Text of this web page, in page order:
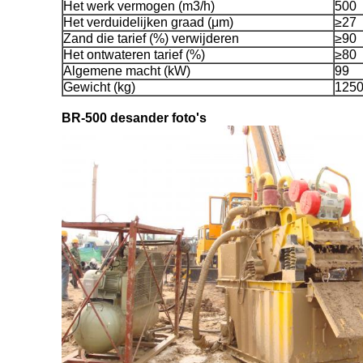
Het werk vermogen (m3/h)
500
Het verduidelijken graad (μm)
≥27
Zand die tarief (%) verwijderen
≥90
Het ontwateren tarief (%)
≥80
Algemene macht (kW)
99
Gewicht (kg)
BR-500 desander foto's